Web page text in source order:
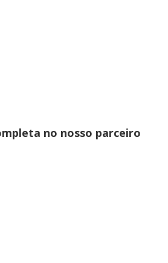
no nosso parceiro